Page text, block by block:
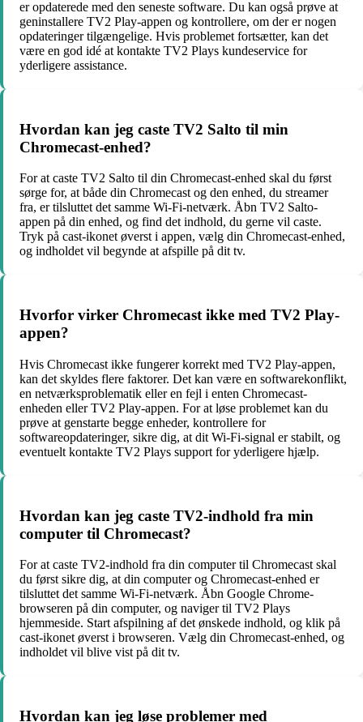
er opdaterede med den seneste software. Du kan også prøve at
geninstallere TV2 Play-appen og kontrollere, om der er nogen
opdateringer tilgængelige. Hvis problemet fortsætter, kan det
være en god idé at kontakte TV2 Plays kundeservice for
yderligere assistance.
Hvordan kan jeg caste TV2 Salto til min
Chromecast-enhed?
For at caste TV2 Salto til din Chromecast-enhed skal du først
sørge for, at både din Chromecast og den enhed, du streamer
fra, er tilsluttet det samme Wi-Fi-netværk. Åbn TV2 Salto-
appen på din enhed, og find det indhold, du gerne vil caste.
Tryk på cast-ikonet øverst i appen, vælg din Chromecast-enhed,
og indholdet vil begynde at afspille på dit tv.
Hvorfor virker Chromecast ikke med TV2 Play-
appen?
Hvis Chromecast ikke fungerer korrekt med TV2 Play-appen,
kan det skyldes flere faktorer. Det kan være en softwarekonflikt,
en netværksproblematik eller en fejl i enten Chromecast-
enheden eller TV2 Play-appen. For at løse problemet kan du
prøve at genstarte begge enheder, kontrollere for
softwareopdateringer, sikre dig, at dit Wi-Fi-signal er stabilt, og
eventuelt kontakte TV2 Plays support for yderligere hjælp.
Hvordan kan jeg caste TV2-indhold fra min
computer til Chromecast?
For at caste TV2-indhold fra din computer til Chromecast skal
du først sikre dig, at din computer og Chromecast-enhed er
tilsluttet det samme Wi-Fi-netværk. Åbn Google Chrome-
browseren på din computer, og naviger til TV2 Plays
hjemmeside. Start afspilning af det ønskede indhold, og klik på
cast-ikonet øverst i browseren. Vælg din Chromecast-enhed, og
indholdet vil blive vist på dit tv.
Hvordan kan jeg løse problemer med